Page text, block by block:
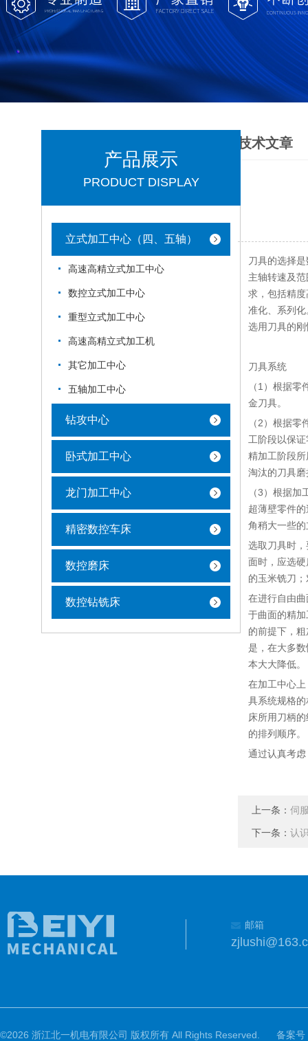
产品展示
PRODUCT DISPLAY
立式加工中心（四、五轴）
高速高精立式加工中心
数控立式加工中心
重型立式加工中心
高速高精立式加工机
其它加工中心
五轴加工中心
钻攻中心
卧式加工中心
龙门加工中心
精密数控车床
数控磨床
数控钻铣床
技术文章
刀具的选择
主轴转速及
求，包括精
准化、系列
选用刀具的
刀具系统
（1）根据
金刀具。
（2）根据
工阶段以保
精加工阶段
淘汰的刀具
（3）根据
超薄壁零件
角稍大一些
选取刀具时
面时，应选
的玉米铣刀
在进行自由
于曲面的精
的前提下，
是，在大多
本大大降低。
在加工中心
具系统规格
床所用刀柄
的排列顺序。
通过认真考
上一条：伺
下一条：认
邮箱
©2026 浙江北一机电有限公司 版权所有 All Rights Reserved.
备案号